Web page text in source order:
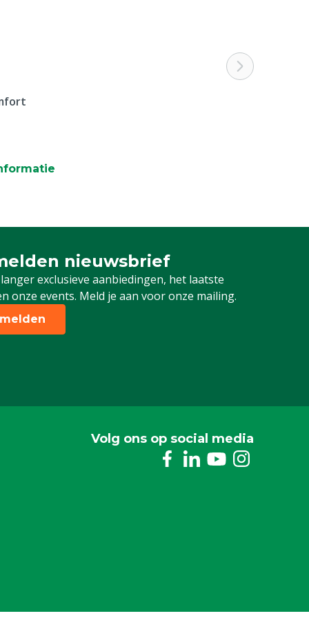
nieuwsbrief
exclusieve aanbiedingen, het laatste
onze events. Meld je aan voor onze mailing.
in voor onze nieuwsbrief
Volg ons op social media